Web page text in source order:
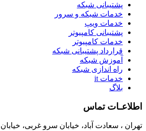
پشتیبانی شبکه
خدمات شبکه و سرور
خدمات ویپ
پشتیبانی کامپیوتر
خدمات کامپیوتر
قرارداد پشتیبانی شبکه
آموزش شبکه
راه اندازی شبکه
خدمات it
بلاگ
اطلاعـات تماس
تهران ، سعادت آباد، خیابان سرو غربی،